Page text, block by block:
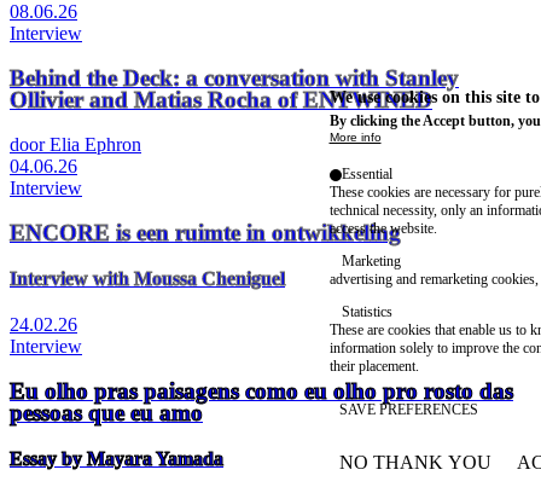
08.06.26
Interview
Behind the Deck: a conversation with Stanley
Ollivier and Matias Rocha of ENTWINED
door Elia Ephron
04.06.26
Interview
ENCORE is een ruimte in ontwikkeling
Interview with Moussa Cheniguel
24.02.26
Interview
Eu olho pras paisagens como eu olho pro rosto das
pessoas que eu amo
Essay by Mayara Yamada
We use cookies on this site
By clicking the Accept button,
More info
Essential
These cookies are necessary for
technical necessity, only an
access the website.
Marketing
advertising and remarketing cookies,
Statistics
These are cookies that enable us to
information solely to improve the
their placement.
SAVE PREFERENCES
NO THANK YOU
WITHDRAW